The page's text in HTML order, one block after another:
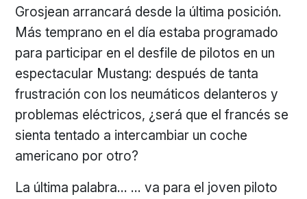
Grosjean arrancará desde la última posición.
Más temprano en el día estaba programado
para participar en el desfile de pilotos en un
espectacular Mustang: después de tanta
frustración con los neumáticos delanteros y
problemas eléctricos, ¿será que el francés se
sienta tentado a intercambiar un coche
americano por otro?
La última palabra… … va para el joven piloto